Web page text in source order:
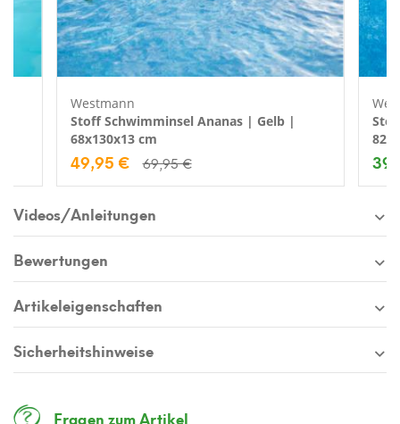
Westmann
Stoff Schwimminsel Ananas | Gelb |
68x130x13 cm
49,95 € 69,95 €
Videos/Anleitungen
Bewertungen
Artikeleigenschaften
Sicherheitshinweise
Fragen zum Artikel